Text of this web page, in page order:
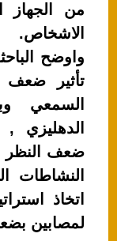
من الجهاز
الاشخاص.
واوضح
تأثير ضعف
السمعي
الدهليزي ,
ضعف النظر
النشاطات
اتخاذ
لمصابين